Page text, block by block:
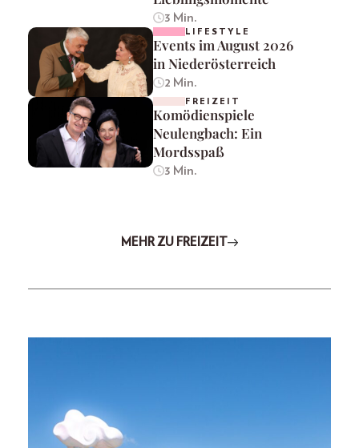
3 Min.
LIFESTYLE
Events im August 2026
in Niederösterreich
2 Min.
FREIZEIT
Komödienspiele
Neulengbach: Ein
Mordsspaß
3 Min.
MEHR ZU FREIZEIT